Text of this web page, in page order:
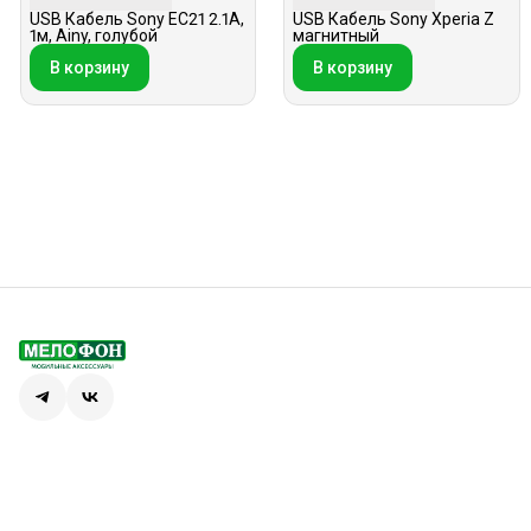
USB Кабель Sony EC21 2.1A,
1м, Ainy, голубой
В корзину
USB Кабель Sony Xperia Z
магнитный
В корзину